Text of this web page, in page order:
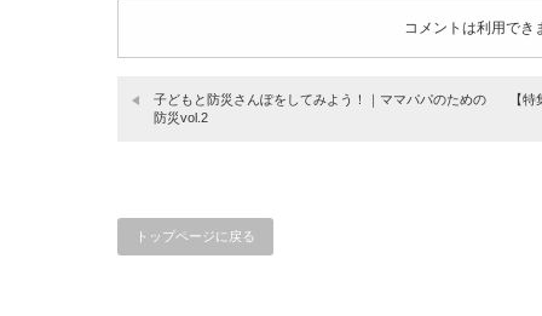
コメントは利用でき
子どもと防災さんぽをしてみよう！｜ママパパのための
防災vol.2
【
トップページに戻る